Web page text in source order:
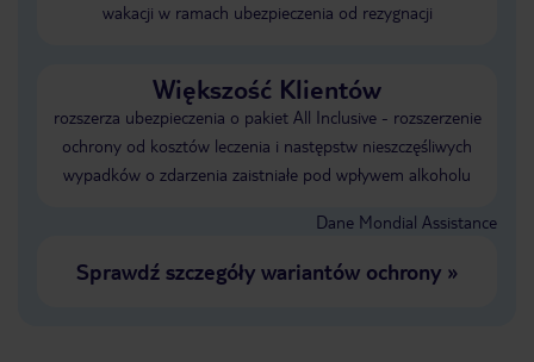
wakacji w ramach ubezpieczenia od rezygnacji
Większość Klientów
rozszerza ubezpieczenia o pakiet All Inclusive - rozszerzenie
ochrony od kosztów leczenia i następstw nieszczęśliwych
wypadków o zdarzenia zaistniałe pod wpływem alkoholu
Dane Mondial Assistance
Sprawdź szczegóły wariantów ochrony»